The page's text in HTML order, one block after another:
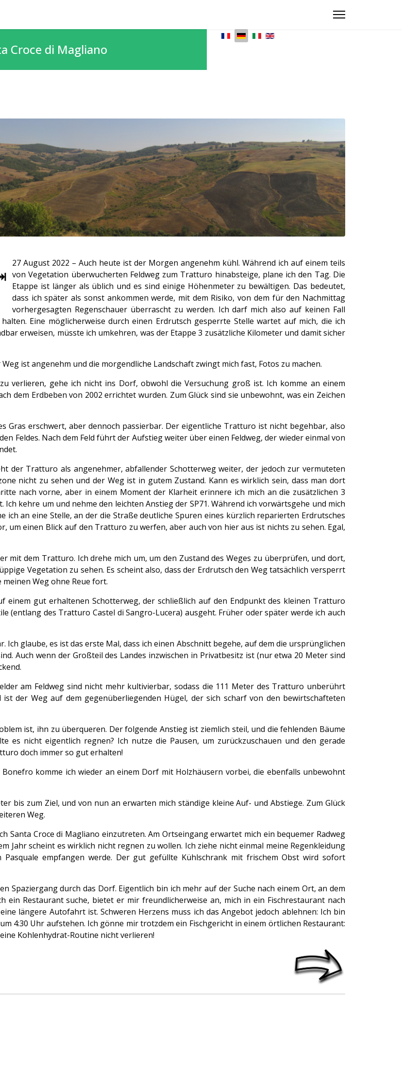
Croce di Magliano
Sprache auswählen
27 August 2022 – Auch heute ist der Morgen angenehm kühl. Während ich auf einem teils
von Vegetation überwucherten Feldweg zum Tratturo hinabsteige, plane ich den Tag. Die
Etappe ist länger als üblich und es sind einige Höhenmeter zu bewältigen. Das bedeutet,
dass ich später als sonst ankommen werde, mit dem Risiko, von dem für den Nachmittag
vorhergesagten Regenschauer überrascht zu werden. Ich darf mich also auf keinen Fall
Eine möglicherweise durch einen Erdrutsch gesperrte Stelle wartet auf mich, die ich
erweisen, müsste ich umkehren, was der Etappe 3 zusätzliche Kilometer und damit sicher
ist angenehm und die morgendliche Landschaft zwingt mich fast, Fotos zu machen.
verlieren, gehe ich nicht ins Dorf, obwohl die Versuchung groß ist. Ich komme an einem
dem Erdbeben von 2002 errichtet wurden. Zum Glück sind sie unbewohnt, was ein Zeichen
Gras erschwert, aber dennoch passierbar. Der eigentliche Tratturo ist nicht begehbar, also
Feldes. Nach dem Feld führt der Aufstieg weiter über einen Feldweg, der wieder einmal von
der Tratturo als angenehmer, abfallender Schotterweg weiter, der jedoch zur vermuteten
nicht zu sehen und der Weg ist in gutem Zustand. Kann es wirklich sein, dass man dort
nach vorne, aber in einem Moment der Klarheit erinnere ich mich an die zusätzlichen 3
kehre um und nehme den leichten Anstieg der SP71. Während ich vorwärtsgehe und mich
an eine Stelle, an der die Straße deutliche Spuren eines kürzlich reparierten Erdrutsches
um einen Blick auf den Tratturo zu werfen, aber auch von hier aus ist nichts zu sehen. Egal,
mit dem Tratturo. Ich drehe mich um, um den Zustand des Weges zu überprüfen, und dort,
Vegetation zu sehen. Es scheint also, dass der Erdrutsch den Weg tatsächlich versperrt
Weg ohne Reue fort.
einem gut erhaltenen Schotterweg, der schließlich auf den Endpunkt des kleinen Tratturo
(entlang des Tratturo Castel di Sangro-Lucera) ausgeht. Früher oder später werde ich auch
glaube, es ist das erste Mal, dass ich einen Abschnitt begehe, auf dem die ursprünglichen
Auch wenn der Großteil des Landes inzwischen in Privatbesitz ist (nur etwa 20 Meter sind
am Feldweg sind nicht mehr kultivierbar, sodass die 111 Meter des Tratturo unberührt
der Weg auf dem gegenüberliegenden Hügel, der sich scharf von den bewirtschafteten
ist, ihn zu überqueren. Der folgende Anstieg ist ziemlich steil, und die fehlenden Bäume
es nicht eigentlich regnen? Ich nutze die Pausen, um zurückzuschauen und den gerade
doch immer so gut erhalten!
komme ich wieder an einem Dorf mit Holzhäusern vorbei, die ebenfalls unbewohnt
bis zum Ziel, und von nun an erwarten mich ständige kleine Auf- und Abstiege. Zum Glück
Weg.
Santa Croce di Magliano einzutreten. Am Ortseingang erwartet mich ein bequemer Radweg
Jahr scheint es wirklich nicht regnen zu wollen. Ich ziehe nicht einmal meine Regenkleidung
empfangen werde. Der gut gefüllte Kühlschrank mit frischem Obst wird sofort
Spaziergang durch das Dorf. Eigentlich bin ich mehr auf der Suche nach einem Ort, an dem
ein Restaurant suche, bietet er mir freundlicherweise an, mich in ein Fischrestaurant nach
längere Autofahrt ist. Schweren Herzens muss ich das Angebot jedoch ablehnen: Ich bin
4:30 Uhr aufstehen. Ich gönne mir trotzdem ein Fischgericht in einem örtlichen Restaurant:
Kohlenhydrat-Routine nicht verlieren!